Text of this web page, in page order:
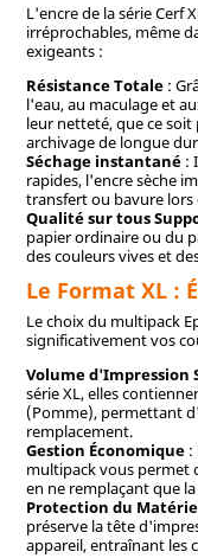
L'encre de la série Cerf
irréprochables, même
exigeants :
Résistance Totale:
l'eau, au maculage et
leur netteté, que ce
archivage de longue
Séchage instantané:
rapides, l'encre sèche
transfert ou bavure lors
Qualité sur tous
papier ordinaire ou du
des couleurs vives et
Le Format XL :
Le choix du multipack
significativement vos
Volume d'Impression
série XL, elles
(Pomme), permettant
remplacement.
Gestion Économique:
multipack vous permet
en ne remplaçant que
Protection du
préserve la tête
appareil, entraînant les